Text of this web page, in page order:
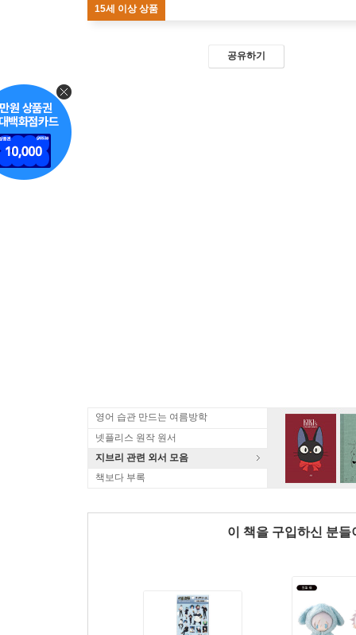
15세 이상 상품
공유하기
영어 습관 만드는 여름방학
넷플리스 원작 원서
지브리 관련 외서 모음
책보다 부록
이 책을 구입하신 분